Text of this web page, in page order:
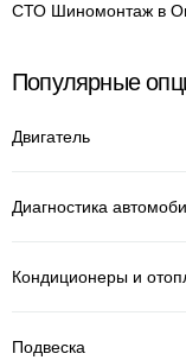
СТО Шиномонтаж в
Популярные
Двигатель
Диагностика
Кондиционеры и
Подвеска